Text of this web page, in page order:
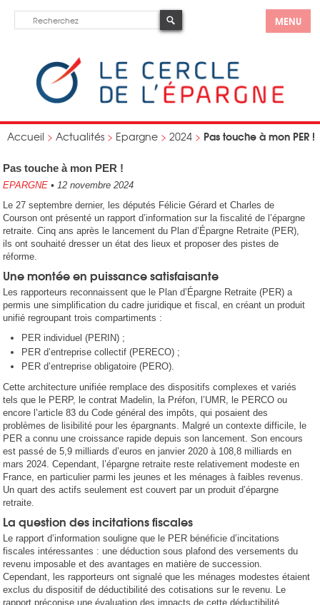
MENU
Accueil > Actualités > Epargne > 2024 > Pas touche à mon PER !
Pas touche à mon PER !
EPARGNE • 12 novembre 2024
Le 27 septembre dernier, les députés Félicie Gérard et Charles de
Courson ont présenté un rapport d’information sur la fiscalité de l’épargne
retraite. Cinq ans après le lancement du Plan d’Épargne Retraite (PER),
ils ont souhaité dresser un état des lieux et proposer des pistes de
réforme.
Une montée en puissance satisfaisante
Les rapporteurs reconnaissent que le Plan d’Épargne Retraite (PER) a
permis une simplification du cadre juridique et fiscal, en créant un produit
unifié regroupant trois compartiments :
PER individuel (PERIN) ;
PER d’entreprise collectif (PERECO) ;
PER d’entreprise obligatoire (PERO).
Cette architecture unifiée remplace des dispositifs complexes et variés
tels que le PERP, le contrat Madelin, la Préfon, l’UMR, le PERCO ou
encore l’article 83 du Code général des impôts, qui posaient des
problèmes de lisibilité pour les épargnants. Malgré un contexte difficile, le
PER a connu une croissance rapide depuis son lancement. Son encours
est passé de 5,9 milliards d’euros en janvier 2020 à 108,8 milliards en
mars 2024. Cependant, l’épargne retraite reste relativement modeste en
France, en particulier parmi les jeunes et les ménages à faibles revenus.
Un quart des actifs seulement est couvert par un produit d’épargne
retraite.
La question des incitations fiscales
Le rapport d’information souligne que le PER bénéficie d’incitations
fiscales intéressantes : une déduction sous plafond des versements du
revenu imposable et des avantages en matière de succession.
Cependant, les rapporteurs ont signalé que les ménages modestes étaient
exclus du dispositif de déductibilité des cotisations sur le revenu. Le
rapport préconise une évaluation des impacts de cette déductibilité,